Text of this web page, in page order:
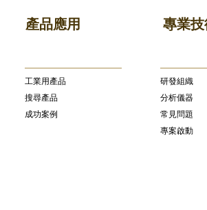
產品應用 專業
​工業用產品
搜尋產品
成功案例
研發組織
分析儀器
常見問題
專案啟動